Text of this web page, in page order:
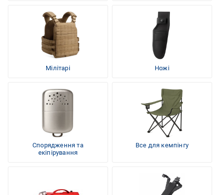
Мілітарі Ножі
Спорядження та
екіпірування
Все для кемпінгу